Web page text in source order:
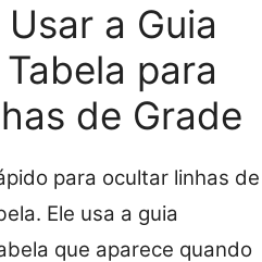
a Guia
para
de Grade
para ocultar linhas de
Ele usa a guia
que aparece quando